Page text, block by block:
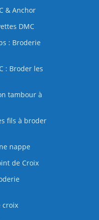
& Anchor
DMC
: Broderie
: Broder les
tambour à
fils à broder
nappe
de Croix
croix